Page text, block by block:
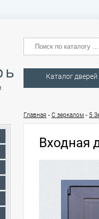
Каталог дверей
Главная - C зеркалом - 5
Входная